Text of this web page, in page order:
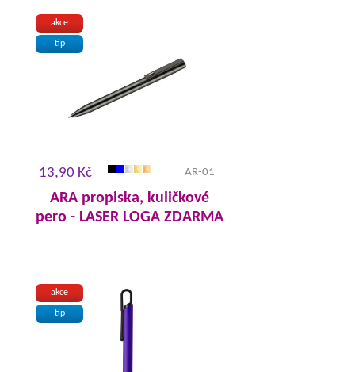
akce
tip
13,90 Kč AR-01
ARA propiska, kuličkové
pero - LASER LOGA ZDARMA
akce
tip